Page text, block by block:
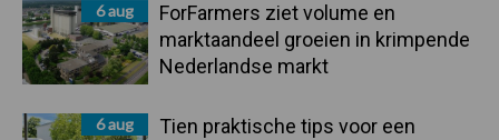
6 aug
ForFarmers ziet volume en
marktaandeel groeien in krimpende
Nederlandse markt
6 aug
Tien praktische tips voor een